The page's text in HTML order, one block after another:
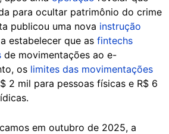
para ocultar patrimônio do crime
publicou uma nova instrução
estabelecer que as fintechs
de movimentações ao e-
os limites das movimentações
2 mil para pessoas físicas e R$ 6
em outubro de 2025, a